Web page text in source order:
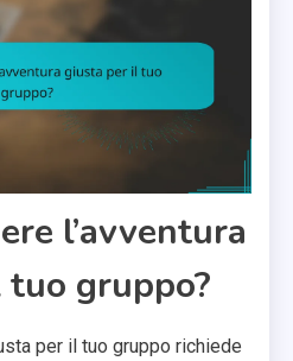
l’avventura
gruppo?
per il tuo gruppo richiede